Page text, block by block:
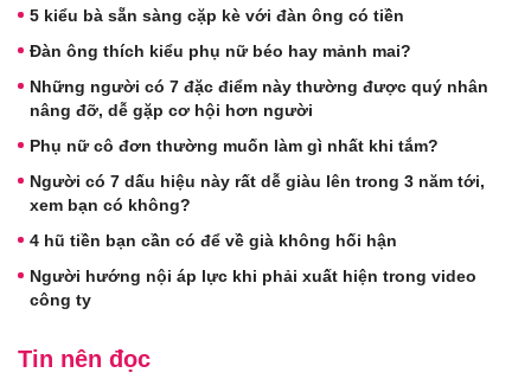
5 kiểu bà sẵn sàng cặp kè với đàn ông có tiền
Đàn ông thích kiểu phụ nữ béo hay mảnh mai?
Những người có 7 đặc điểm này thường được quý nhân
nâng đỡ, dễ gặp cơ hội hơn người
Phụ nữ cô đơn thường muốn làm gì nhất khi tắm?
Người có 7 dấu hiệu này rất dễ giàu lên trong 3 năm tới,
xem bạn có không?
4 hũ tiền bạn cần có để về già không hối hận
Người hướng nội áp lực khi phải xuất hiện trong video
công ty
Tin nên đọc